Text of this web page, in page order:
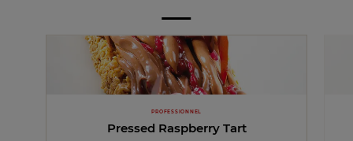
PROFESSIONNEL
Pressed Raspberry Tart